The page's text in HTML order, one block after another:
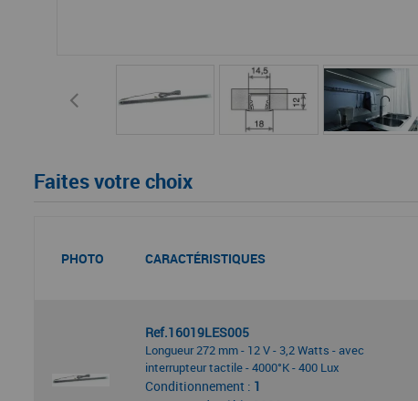
Faites votre choix
PHOTO CARACTÉRISTIQUES
Ref.16019LES005
Longueur 272 mm - 12 V - 3,2 Watts - avec
interrupteur tactile - 4000°K - 400 Lux
Conditionnement : 1